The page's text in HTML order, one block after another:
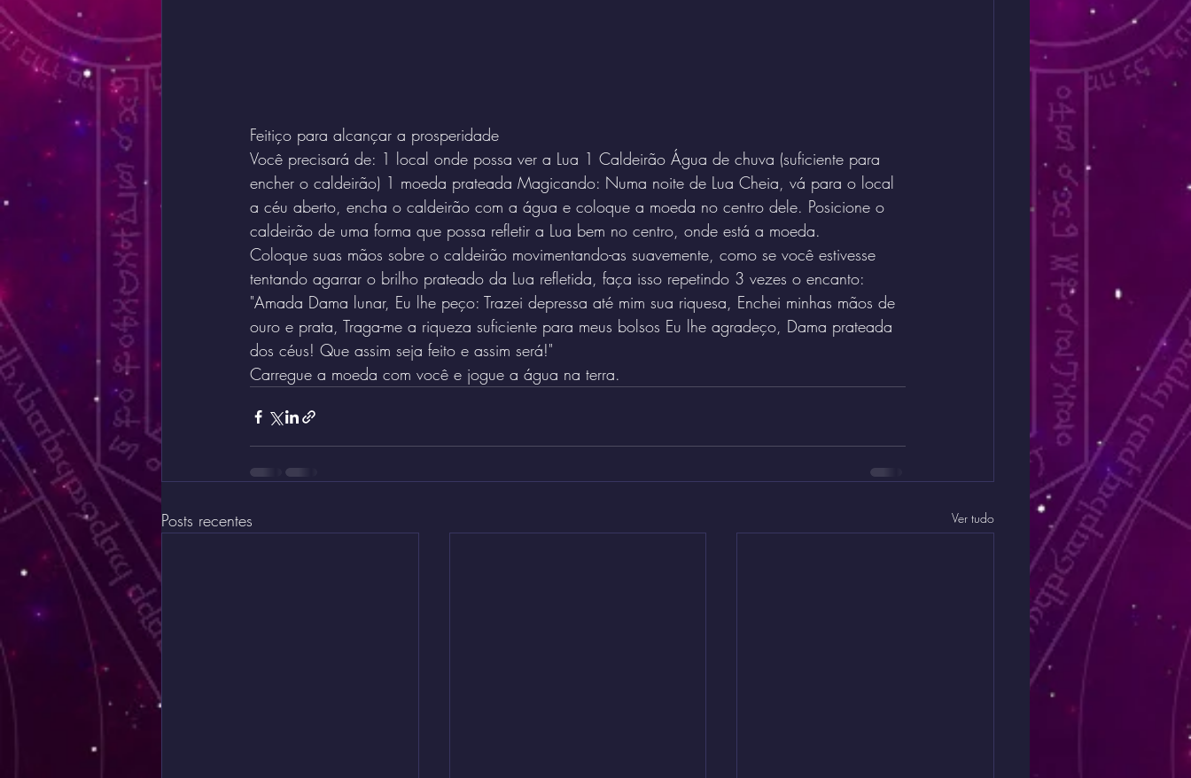
Feitiço para alcançar a prosperidade
Você precisará de: 1 local onde possa ver a Lua 1 Caldeirão Água de chuva (suficiente para
encher o caldeirão) 1 moeda prateada Magicando: Numa noite de Lua Cheia, vá para o local
a céu aberto, encha o caldeirão com a água e coloque a moeda no centro dele. Posicione o
caldeirão de uma forma que possa refletir a Lua bem no centro, onde está a moeda.
Coloque suas mãos sobre o caldeirão movimentando-as suavemente, como se você estivesse
tentando agarrar o brilho prateado da Lua refletida, faça isso repetindo 3 vezes o encanto:
"Amada Dama lunar, Eu lhe peço: Trazei depressa até mim sua riquesa, Enchei minhas mãos de
ouro e prata, Traga-me a riqueza suficiente para meus bolsos Eu lhe agradeço, Dama prateada
dos céus! Que assim seja feito e assim será!"
Carregue a moeda com você e jogue a água na terra.
Posts recentes Ver tudo